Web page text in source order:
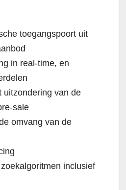
toegangspoort uit
in real-time, en
uitzondering van de
sale
omvang van de
inclusief